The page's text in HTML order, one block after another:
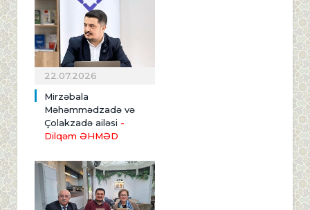
22.07.2026
Mirzəbala
Məhəmmədzadə və
Çolakzadə ailəsi -
Dilqəm ƏHMƏD